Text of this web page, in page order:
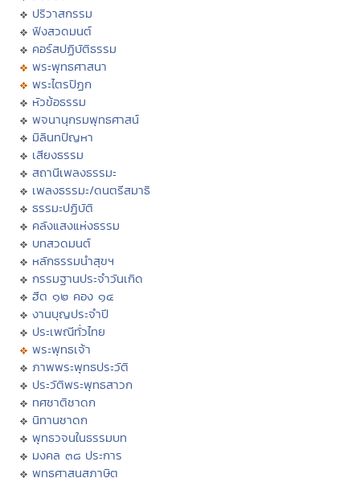
ปริวาสกรรม
ฟังสวดมนต์
คอร์สปฏิบัติธรรม
พระพุทธศาสนา
พระไตรปิฏก
หัวข้อธรรม
พจนานุกรมพุทธศาสน์
มิลินทปัญหา
เสียงธรรม
สถานีเพลงธรรมะ
เพลงธรรมะ/ดนตรีสมาธิ
ธรรมะปฏิบัติ
คลังแสงแห่งธรรม
บทสวดมนต์
หลักธรรมนำสุขฯ
กรรมฐานประจำวันเกิด
ฮีต ๑๒ คอง ๑๔
งานบุญประจำปี
ประเพณีทั่วไทย
พระพุทธเจ้า
ภาพพระพุทธประวัติ
ประวัติพระพุทธสาวก
ทศชาติชาดก
นิทานชาดก
พุทธวจนในธรรมบท
มงคล ๓๘ ประการ
พุทธศาสนสุภาษิต